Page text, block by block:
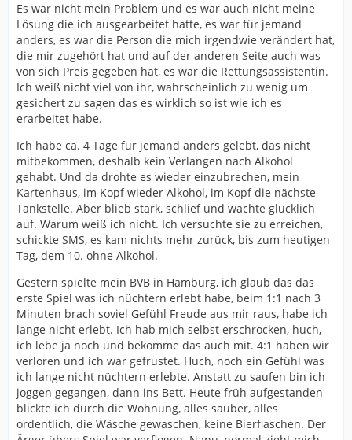
Es war nicht mein Problem und es war auch nicht meine
Lösung die ich ausgearbeitet hatte, es war für jemand
anders, es war die Person die mich irgendwie verändert hat,
die mir zugehört hat und auf der anderen Seite auch was
von sich Preis gegeben hat, es war die Rettungsassistentin.
Ich weiß nicht viel von ihr, wahrscheinlich zu wenig um
gesichert zu sagen das es wirklich so ist wie ich es
erarbeitet habe.
Ich habe ca. 4 Tage für jemand anders gelebt, das nicht
mitbekommen, deshalb kein Verlangen nach Alkohol
gehabt. Und da drohte es wieder einzubrechen, mein
Kartenhaus, im Kopf wieder Alkohol, im Kopf die nächste
Tankstelle. Aber blieb stark, schlief und wachte glücklich
auf. Warum weiß ich nicht. Ich versuchte sie zu erreichen,
schickte SMS, es kam nichts mehr zurück, bis zum heutigen
Tag, dem 10. ohne Alkohol.
Gestern spielte mein BVB in Hamburg, ich glaub das das
erste Spiel was ich nüchtern erlebt habe, beim 1:1 nach 3
Minuten brach soviel Gefühl Freude aus mir raus, habe ich
lange nicht erlebt. Ich hab mich selbst erschrocken, huch,
ich lebe ja noch und bekomme das auch mit. 4:1 haben wir
verloren und ich war gefrustet. Huch, noch ein Gefühl was
ich lange nicht nüchtern erlebte. Anstatt zu saufen bin ich
joggen gegangen, dann ins Bett. Heute früh aufgestanden
blickte ich durch die Wohnung, alles sauber, alles
ordentlich, die Wäsche gewaschen, keine Bierflaschen. Der